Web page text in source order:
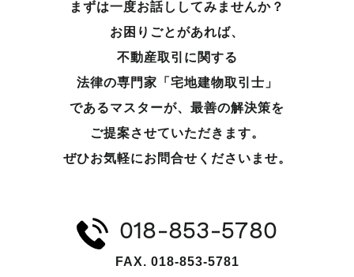
まずは一度お話ししてみませんか？
お困りごとがあれば、
不動産取引に関する
法律の専門家「宅地建物取引士」
であるマスターが、 最善の解決策を
ご提案させていただきます。
ぜひお気軽にお問合せくださいませ。
018-853-5780
FAX. 018-853-5781